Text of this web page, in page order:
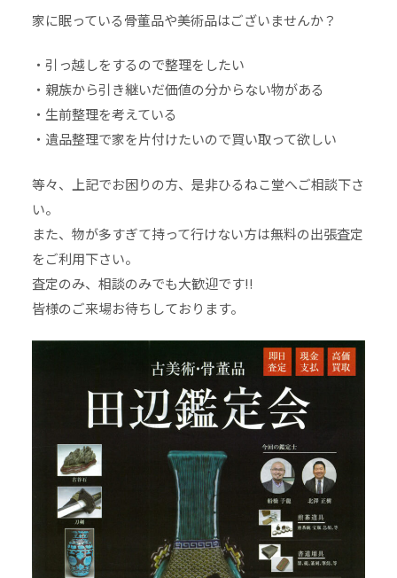
家に眠っている骨董品や美術品はございませんか？
・引っ越しをするので整理をしたい
・親族から引き継いだ価値の分からない物がある
・生前整理を考えている
・遺品整理で家を片付けたいので買い取って欲しい
等々、上記でお困りの方、是非ひるねこ堂へご相談下さ
い。
また、物が多すぎて持って行けない方は無料の出張査定
をご利用下さい。
査定のみ、相談のみでも大歓迎です!!
皆様のご来場お待ちしております。